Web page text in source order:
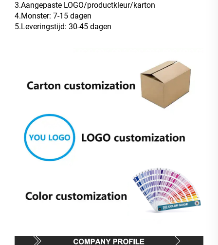
3.Aangepaste LOGO/productkleur/karton
4.Monster: 7-15 dagen
5.Leveringstijd: 30-45 dagen